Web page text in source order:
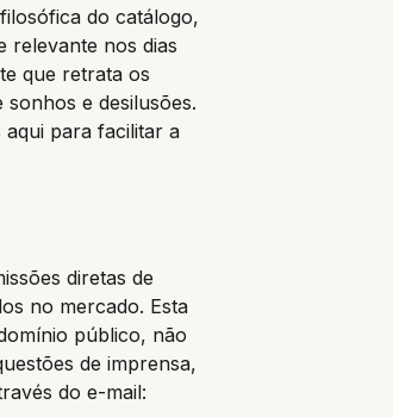
do catálogo,
relevante nos dias
que retrata os
e desilusões.
aqui para facilitar a
diretas de
no mercado. Esta
público, não
de imprensa,
do e-mail: